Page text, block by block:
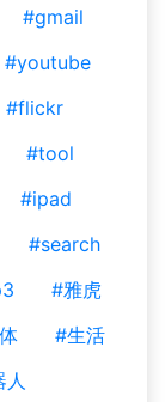
#gmail
#youtube
#flickr
#tool
#ipad
#search
#雅虎
#生活
人